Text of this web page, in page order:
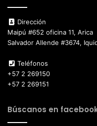
Dirección
Maipú #652 oficina 11, Arica
Salvador Allende #3674,
Teléfonos
+57 2 269150
+57 2 269151
Búscanos en